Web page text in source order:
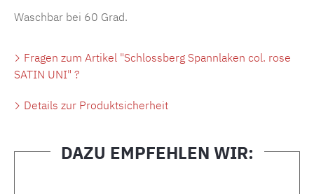
Waschbar bei 60 Grad.
Fragen zum Artikel "Schlossberg Spannlaken col. rose
SATIN UNI" ?
Details zur Produktsicherheit
DAZU EMPFEHLEN WIR: